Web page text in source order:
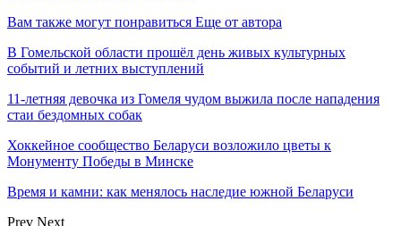
Вам также могут понравиться Еще от автора
В Гомельской области прошёл день живых культурных
событий и летних выступлений
11-летняя девочка из Гомеля чудом выжила после нападения
стаи бездомных собак
Хоккейное сообщество Беларуси возложило цветы к
Монументу Победы в Минске
Время и камни: как менялось наследие южной Беларуси
Prev Next